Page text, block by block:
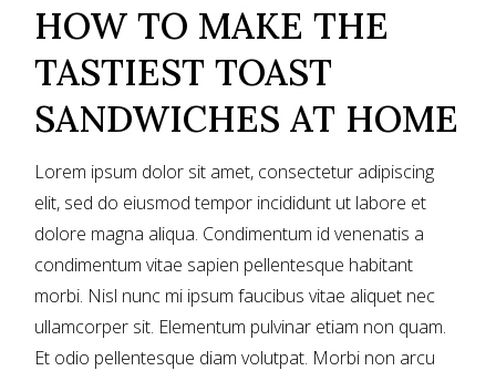
HOW TO MAKE THE
TASTIEST TOAST
SANDWICHES AT HOME
Lorem ipsum dolor sit amet, consectetur adipiscing
elit, sed do eiusmod tempor incididunt ut labore et
dolore magna aliqua. Condimentum id venenatis a
condimentum vitae sapien pellentesque habitant
morbi. Nisl nunc mi ipsum faucibus vitae aliquet nec
ullamcorper sit. Elementum pulvinar etiam non quam.
Et odio pellentesque diam volutpat. Morbi non arcu